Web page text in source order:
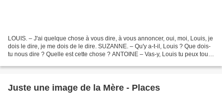
LOUIS. – J'ai quelque chose à vous dire, à vous annoncer, oui, moi, Louis, je
dois le dire, je me dois de le dire. SUZANNE. – Qu'y a-t-il, Louis ? Que dois-
tu nous dire ? Quelle est cette chose ? ANTOINE – Vas-y, Louis tu peux tout
Juste une image de la Mère - Places